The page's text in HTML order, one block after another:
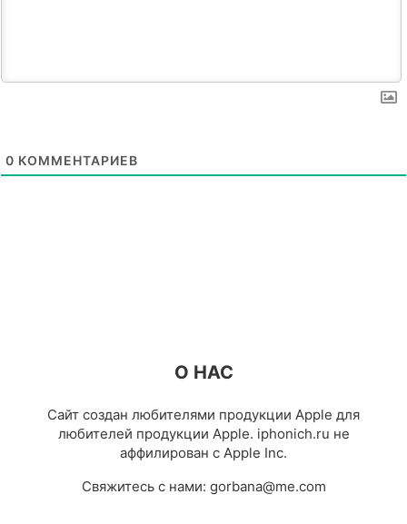
0 КОММЕНТАРИЕВ
О НАС
Сайт создан любителями продукции Apple для
любителей продукции Apple. iphonich.ru не
аффилирован с Apple Inc.
Свяжитесь с нами: gorbana@me.com